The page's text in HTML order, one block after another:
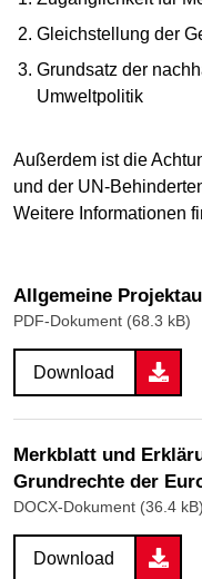
Gleichstellung der
Grundsatz der
Umweltpolitik
Außerdem ist die
und der UN-
Weitere Informationen
Allgemeine
PDF-Dokument (68.3 kB)
Download
Merkblatt und
Grundrechte der
DOCX-Dokument (36.4 kB)
Download